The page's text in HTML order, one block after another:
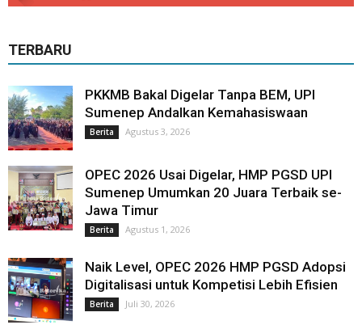
TERBARU
PKKMB Bakal Digelar Tanpa BEM, UPI
Sumenep Andalkan Kemahasiswaan
Berita Agustus 3, 2026
OPEC 2026 Usai Digelar, HMP PGSD UPI
Sumenep Umumkan 20 Juara Terbaik se-
Jawa Timur
Berita Agustus 1, 2026
Naik Level, OPEC 2026 HMP PGSD Adopsi
Digitalisasi untuk Kompetisi Lebih Efisien
Berita Juli 30, 2026